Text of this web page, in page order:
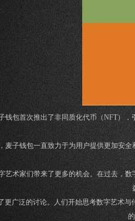
钱包首次推出了非同质化代币（NFT）
麦子钱包一直致力于为用户提供更加安
艺术家们带来了更多的机会。在过去，
更广泛的讨论。人们开始思考数字艺术